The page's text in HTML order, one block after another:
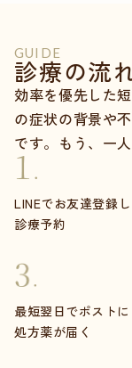
GUIDE
診療の流
効率を優先した
の症状の背景や
です。もう、一
LINEでお友達登録
診療予約
最短翌日でポストに
処方薬が届く